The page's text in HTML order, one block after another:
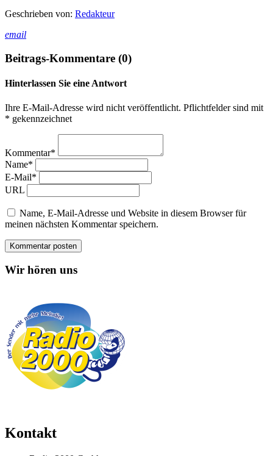
Geschrieben von: Redakteur
email
Beitrags-Kommentare (0)
Hinterlassen Sie eine Antwort
Ihre E-Mail-Adresse wird nicht veröffentlicht. Pflichtfelder sind mit
* gekennzeichnet
Kommentar*
Name*
E-Mail*
URL
Name, E-Mail-Adresse und Website in diesem Browser für
meinen nächsten Kommentar speichern.
Wir hören uns
Kontakt